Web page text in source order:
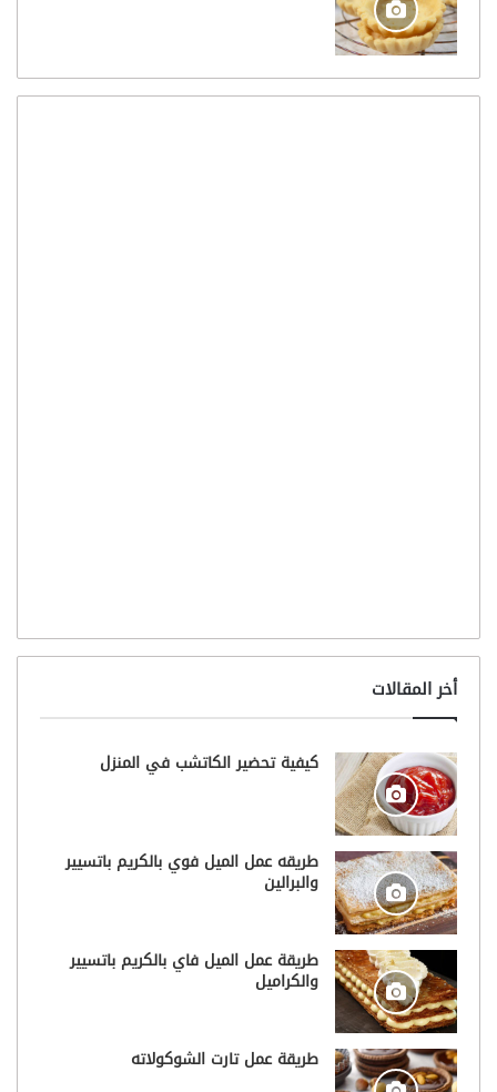
أخر المقالات
كيفية تحضير الكاتشب في المنزل
طريقه عمل الميل فوي بالكريم باتسيير
والبرالين
طريقة عمل الميل فاي بالكريم باتسيير
والكراميل
طريقة عمل تارت الشوكولاته